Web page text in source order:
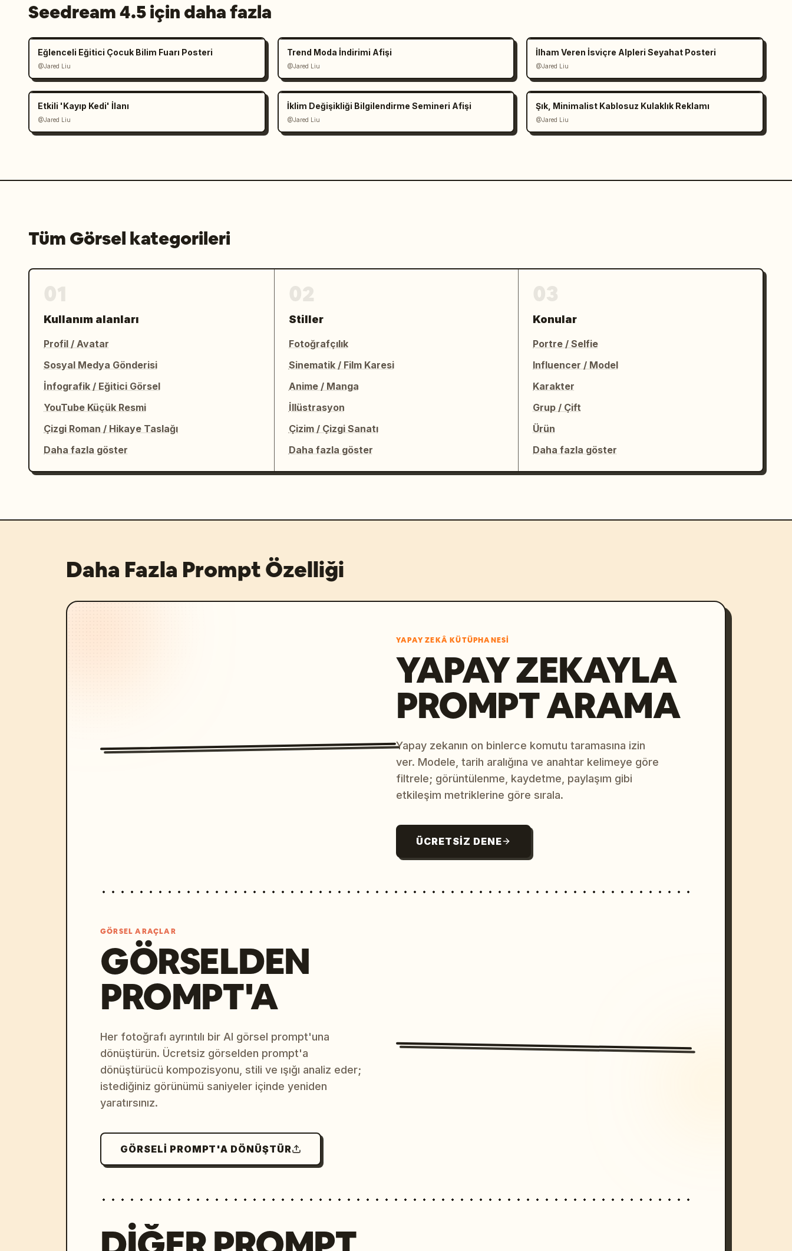
Seedream 4.5 için daha fazla
Eğlenceli Eğitici Çocuk Bilim Fuarı Posteri
@Jared Liu
Trend Moda İndirimi Afişi
@Jared Liu
İlham Veren İsviçre Alpleri Seyahat Posteri
@Jared Liu
Etkili 'Kayıp Kedi' İlanı
@Jared Liu
İklim Değişikliği Bilgilendirme Semineri Afişi
@Jared Liu
Şık, Minimalist Kablosuz Kulaklık Reklamı
@Jared Liu
Tüm Görsel kategorileri
Kullanım alanları
Profil / Avatar
Sosyal Medya Gönderisi
İnfografik / Eğitici Görsel
YouTube Küçük Resmi
Çizgi Roman / Hikaye Taslağı
Daha fazla göster
Stiller
Fotoğrafçılık
Sinematik / Film Karesi
Anime / Manga
İllüstrasyon
Çizim / Çizgi Sanatı
Daha fazla göster
Konular
Portre / Selfie
Influencer / Model
Karakter
Grup / Çift
Ürün
Daha fazla göster
Daha Fazla Prompt Özelliği
YAPAY ZEKÂ KÜTÜPHANESI
YAPAY ZEKAYLA
PROMPT ARAMA
Yapay zekanın on binlerce komutu taramasına izin
ver. Modele, tarih aralığına ve anahtar kelimeye göre
filtrele; görüntülenme, kaydetme, paylaşım gibi
etkileşim metriklerine göre sırala.
ÜCRETSIZ DENE
GÖRSEL ARAÇLAR
GÖRSELDEN
PROMPT'A
Her fotoğrafı ayrıntılı bir AI görsel prompt'una
dönüştürün. Ücretsiz görselden prompt'a
dönüştürücü kompozisyonu, stili ve ışığı analiz eder;
istediğiniz görünümü saniyeler içinde yeniden
yaratırsınız.
GÖRSELI PROMPT'A DÖNÜŞTÜR